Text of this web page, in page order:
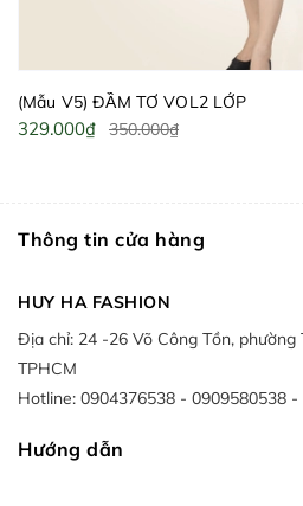
(Mẫu V4) ĐẦM TƠ VOL 2 LỚP
329.000₫ 350.000₫
Thông tin cửa hàng
HUY HA FASHION
Địa chỉ: 24 -26 Võ Công Tồn, phường
TPHCM
Hotline: 0904376538 0909580538
Hướng dẫn